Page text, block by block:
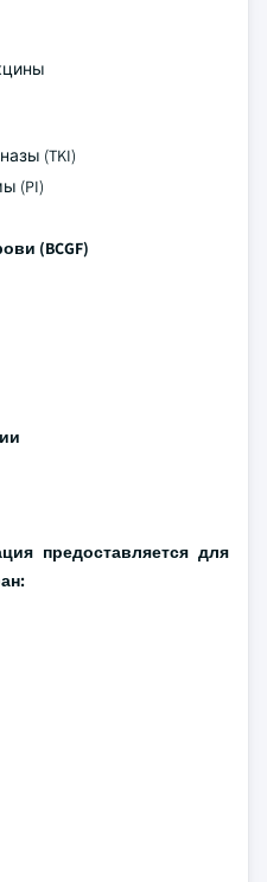
(TKI)
(PI)
(BCGF)
предоставляется для